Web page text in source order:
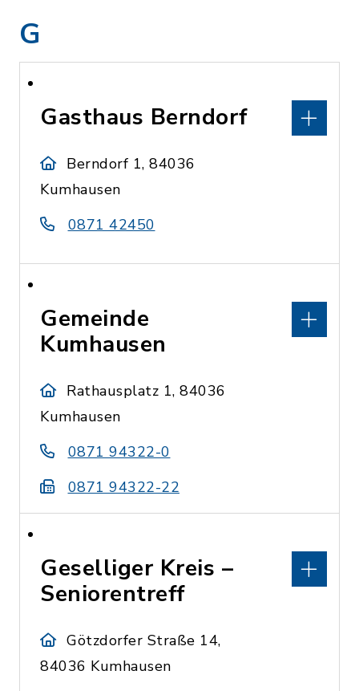
G
Gasthaus Berndorf
Berndorf 1, 84036
Kumhausen
0871 42450
Gemeinde
Kumhausen
Rathausplatz 1, 84036
Kumhausen
0871 94322-0
0871 94322-22
Geselliger Kreis –
Seniorentreff
Götzdorfer Straße 14,
84036 Kumhausen